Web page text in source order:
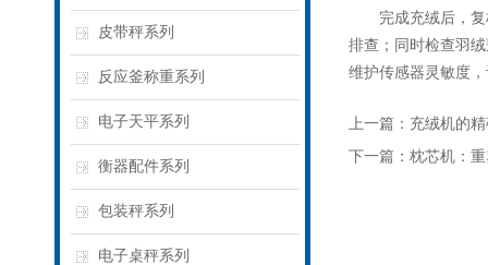
皮带秤系列
反应釜称重系列
电子天平系列
衡器配件系列
包装秤系列
电子桌秤系列
完成充绒后，复核
排查；同时检查羽
维护传感器灵敏度
上一篇： 充绒机的
下一篇： 枕芯机：